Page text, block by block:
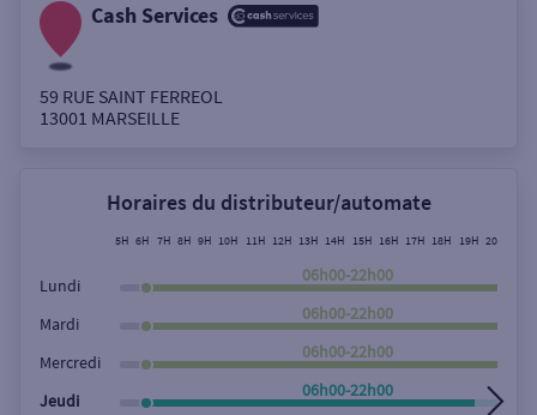
Autour de moi
Rue
Rechercher
Cash Services
59 RUE SAINT FERREOL
13001 MARSEILLE
Horaires du distributeur/automate
5H 6H 7H 8H 9H 10H 11H 12H 13H 14H 15H 16H 17H 18H 19H 20H
Lundi
06h00-22h00
Mardi
06h00-22h00
Mercredi
06h00-22h00
Jeudi
06h00-22h00